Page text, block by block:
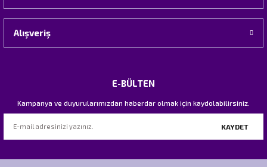
Alışveriş
E-BÜLTEN
Kampanya ve duyurularımızdan haberdar olmak için kaydolabilirsiniz.
KAYDET